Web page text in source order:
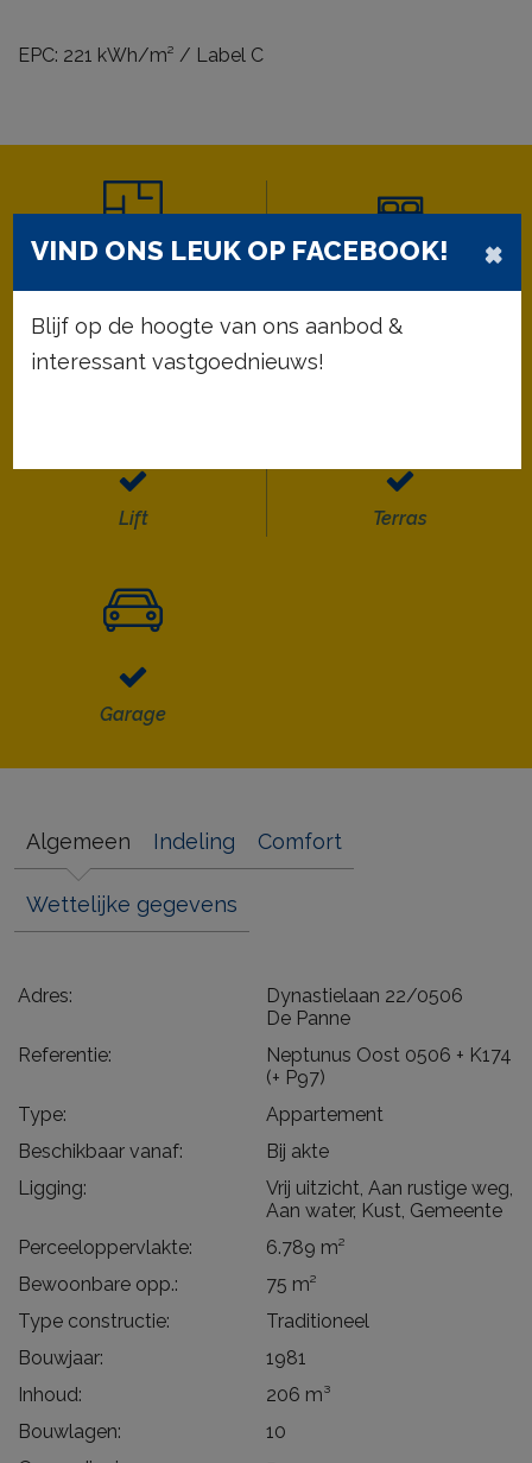
EPC: 221 kWh/m² / Label C
75 m²
Bewoonbare opp.
2
Slaapkamers
Lift Terras
Garage
Algemeen Indeling Comfort
Wettelijke gegevens
Adres:
Dynastielaan 22/0506
De Panne
Referentie:
Neptunus Oost 0506 + K174
(+ P97)
Type:
Appartement
Beschikbaar vanaf:
Bij akte
Ligging:
Vrij uitzicht, Aan rustige weg,
Aan water, Kust, Gemeente
Perceeloppervlakte:
6.789 m²
Bewoonbare opp.:
75 m²
Type constructie:
Traditioneel
Bouwjaar:
1981
Inhoud:
206 m³
Bouwlagen:
10
×
VIND ONS LEUK OP FACEBOOK!
Blijf op de hoogte van ons aanbod &
interessant vastgoednieuws!